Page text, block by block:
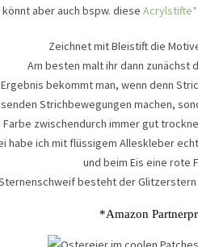
könnt aber auch bspw. diese
Zeichnet mit Bleistift die
Am besten malt ihr dann zunächst
bekommt man, wenn denn
Strichbewegungen machen,
Farbe zwischendurch immer gut
habe ich mit flüssigem Alleskleber
und beim Eis eine rote
besteht der
*Amazon